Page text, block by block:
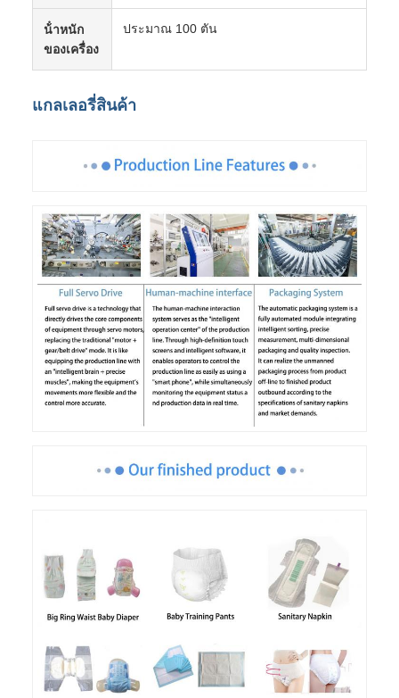
น้ําหนัก
ของเครื่อง
ประมาณ 100 ตัน
แกลเลอรี่สินค้า